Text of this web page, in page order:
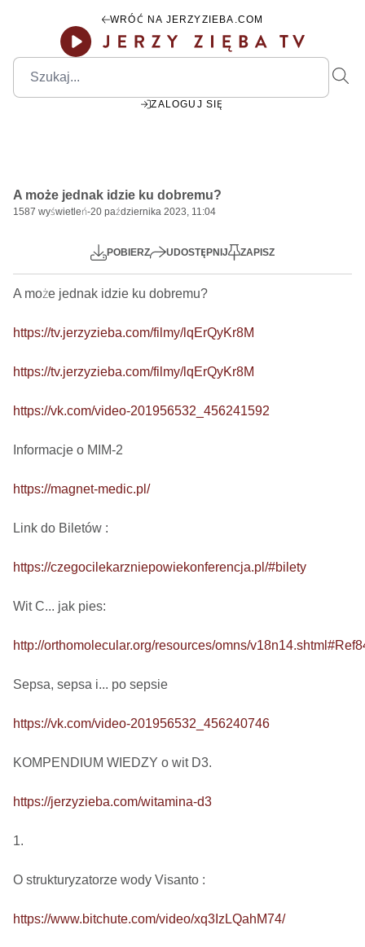
WRÓĆ NA JERZYZIEBA.COM
ZALOGUJ SIĘ
Play
A może jednak idzie ku dobremu?
1587 wyświetleń-20 października 2023, 11:04
POBIERZ UDOSTĘPNIJ ZAPISZ
A może jednak idzie ku dobremu?
https://tv.jerzyzieba.com/filmy/lqErQyKr8M
https://tv.jerzyzieba.com/filmy/lqErQyKr8M
https://vk.com/video-201956532_456241592
Informacje o MIM-2
https://magnet-medic.pl/
Link do Biletów :
https://czegocilekarzniepowiekonferencja.pl/#bilety
Wit C... jak pies:
http://orthomolecular.org/resources/omns/
Sepsa, sepsa i... po sepsie
https://vk.com/video-201956532_456240746
KOMPENDIUM WIEDZY o wit D3.
https://jerzyzieba.com/witamina-d3
1.
O strukturyzatorze wody Visanto :
https://www.bitchute.com/video/xq3IzLQahM74/